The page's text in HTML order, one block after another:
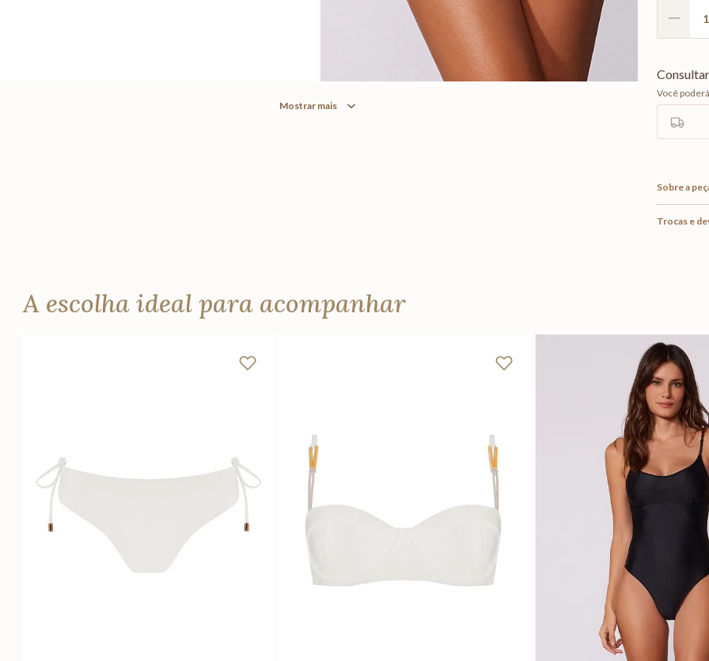
Mostrar mais
Sobre a
Trocas e
A escolha ideal para acompanhar
M
Adicionar na sacola